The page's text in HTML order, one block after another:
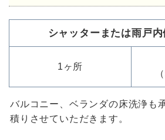
シャッターまたは雨戸
1ヶ所
バルコニー、ベランダの床洗浄も
積りさせていただきます。